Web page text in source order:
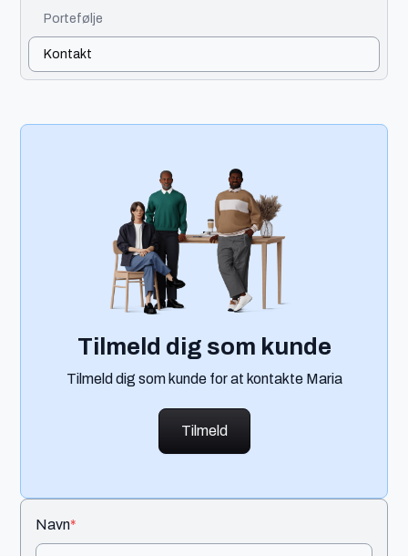
Portefølje
Kontakt
Tilmeld dig som kunde
Tilmeld dig som kunde for at kontakte Maria
Tilmeld
Navn*